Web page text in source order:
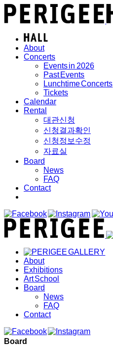
About
Concerts
Events in 2026
Past Events
Lunchtime Concerts
Tickets
Calendar
Rental
대관신청
신청결과확인
신청정보수정
자료실
Board
News
FAQ
Contact
About
Exhibitions
Art School
Board
News
FAQ
Contact
Board